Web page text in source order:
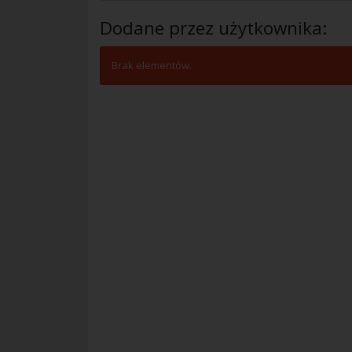
Dodane przez użytkownika:
Brak elementów.